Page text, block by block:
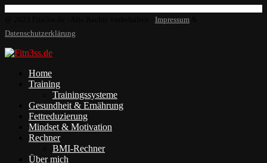
Impressum
Datenschutzerklärung
Home
Training
Trainingssysteme
Gesundheit & Ernährung
Fettreduzierung
Mindset & Motivation
Rechner
BMI-Rechner
Über mich